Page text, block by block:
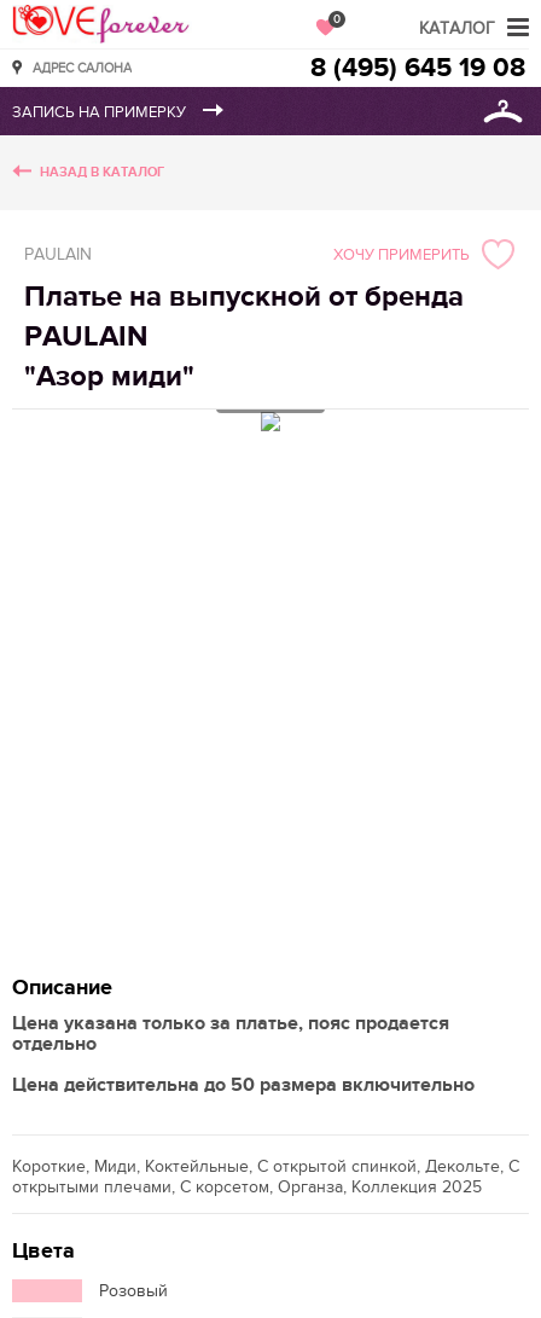
Love Forever
АДРЕС САЛОНА
0
8 (495) 645 19 08
НАЗАД В КАТАЛОГ
PAULAIN
Платье на выпускной от бренда
PAULAIN
"Азор миди"
ХОЧУ ПРИМЕРИТЬ
Описание
Цена указана только за платье, пояс продается
отдельно
Цена действительна до 50 размера включительно
Короткие, Миди, Коктейльные, С открытой спинкой, Декольте, С
открытыми плечами, С корсетом, Органза, Коллекция 2025
Цвета
Розовый
КАТАЛОГ